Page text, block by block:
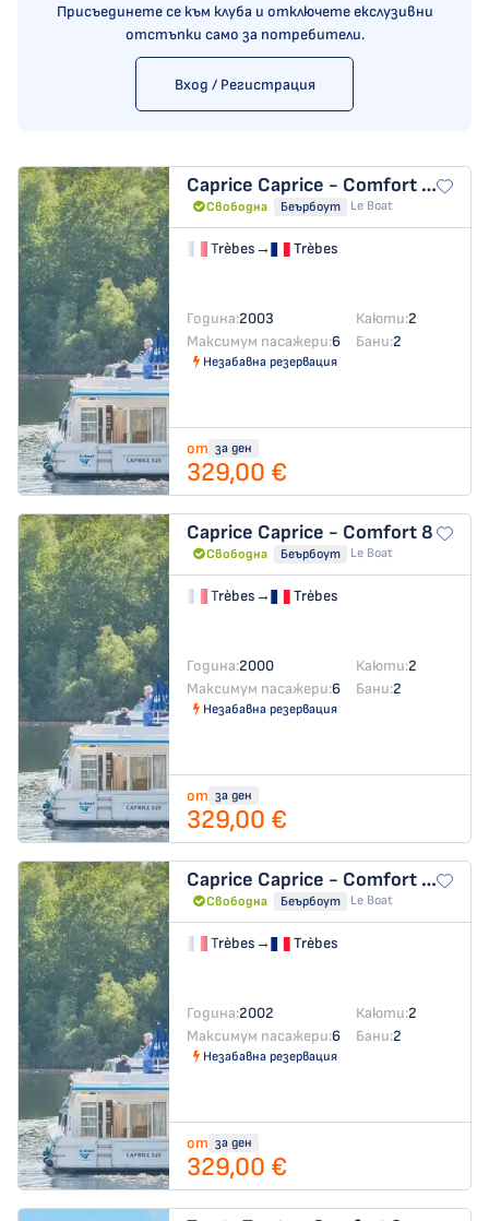
Присъединете се към клуба и отключете екслузивни
отстъпки само за потребители.
Вход / Регистрация
Caprice Caprice - Comfort 34
Свободна Беърбоут Le Boat
Trèbes→ Trèbes
Година:2003 Каюти:2
Максимум пасажери:6 Бани:2
Незабавна резервация
от за ден
329,00 €
Caprice Caprice - Comfort 8
Свободна Беърбоут Le Boat
Trèbes→ Trèbes
Година:2000 Каюти:2
Максимум пасажери:6 Бани:2
Незабавна резервация
от за ден
329,00 €
Caprice Caprice - Comfort 43
Свободна Беърбоут Le Boat
Trèbes→ Trèbes
Година:2002 Каюти:2
Максимум пасажери:6 Бани:2
Незабавна резервация
от за ден
329,00 €